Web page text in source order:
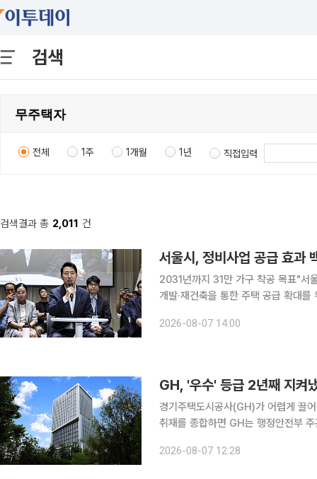
검색
전체 1주 1개월 1년 직접입력
검색결과 총 2,011 건
서울시, 정비사업 공급 효
2031년까지 31만 가구 착공 목표"서울 주택
개발·재건축을 통한 주택 공급 확대
해 2031년까지 정비사업 31만 가구
2026-08-07 14:00
GH, '우수' 등급 2년째 지켜
경기주택도시공사(GH)가 어렵게 끌어올린
취재를 종합하면 GH는 행정안전부
립형 분양주택을 통한 주거정책 혁신
2026-08-07 12:28